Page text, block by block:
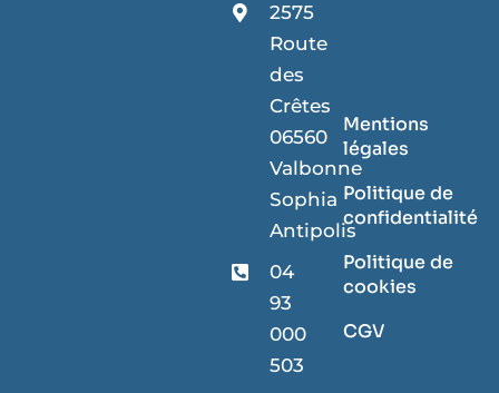
2575
Route
des
Crêtes
06560
Valbonne
Sophia
Antipolis
04
93
000
503
Mentions
légales
Politique de
confidentialité
Politique de
cookies
CGV